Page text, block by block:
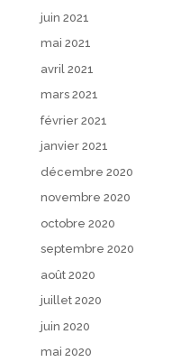
juin 2021
mai 2021
avril 2021
mars 2021
février 2021
janvier 2021
décembre 2020
novembre 2020
octobre 2020
septembre 2020
août 2020
juillet 2020
juin 2020
mai 2020